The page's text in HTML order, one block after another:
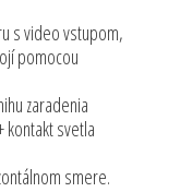
s video vstupom,
pomocou
zaradenia
kontakt svetla
smere.